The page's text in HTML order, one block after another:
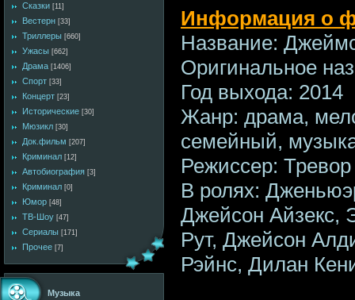
Сказки [11]
Вестерн [33]
Триллеры [660]
Ужасы [662]
Драма [1406]
Спорт [33]
Концерт [23]
Исторические [30]
Мюзикл [30]
Док.фильм [207]
Криминал [12]
Автобиография [3]
Криминал [0]
Юмор [48]
ТВ-Шоу [47]
Сериалы [171]
Прочее [7]
Музыка
Информация о
Название:
Оригинальное
Год выхода: 2014
Жанр: драма,
семейный,
Режиссер:
В ролях:
Джейсон Айзекс,
Рут, Джейсон
Рэйнс, Дилан